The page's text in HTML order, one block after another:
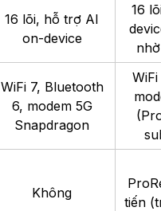
16 lõi, hỗ trợ AI
on-device
16
WiFi 7, Bluetooth
6, modem 5G
Snapdragon
Không
tiến